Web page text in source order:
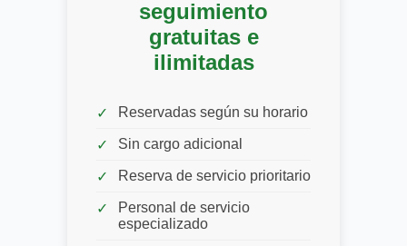
seguimiento
gratuitas e
ilimitadas
Reservadas según su horario
Sin cargo adicional
Reserva de servicio prioritario
Personal de servicio
especializado